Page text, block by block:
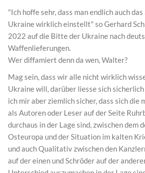
"Ich hoffe sehr, dass man endlich auch
Ukraine wirklich einstellt" so Gerhard
2022 auf die Bitte der Ukraine nach
Waffenlieferungen.
Wer diffamiert denn da wen, Walter?
Mag sein, dass wir alle nicht wirklich
Ukraine will, darüber liesse sich
ich mir aber ziemlich sicher, dass sich die
als Autoren oder Leser auf der Seite
durchaus in der Lage sind, zwischen dem
Osteuropa und der Situation im kalten
und auch Qualitativ zwischen den
auf der einen und Schröder auf der